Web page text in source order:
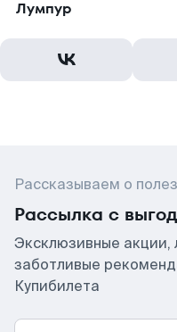
Лумпур
Рассказываем о
Рассылка с
Эксклюзивные акции,
заботливые
Купибилета